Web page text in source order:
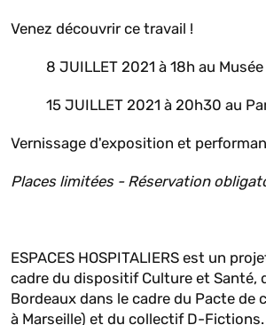
Venez découvrir ce travail !
8 JUILLET 2021 à 18h au
15 JUILLET 2021 à 20h30 au
Vernissage d'exposition et
Places limitées - Réservation
ESPACES HOSPITALIERS est un
cadre du dispositif Culture et Santé,
Bordeaux dans le cadre du Pacte de
à Marseille) et du collectif D-Fictions.